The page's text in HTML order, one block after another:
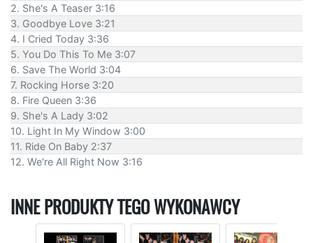
2. She's A Teaser 3:16
3. Goodbye Love 3:21
4. I Cried Today 3:36
5. You Do This To Me 3:07
6. Save The World 3:04
7. Rocking Horse 3:20
8. Fire Queen 3:36
9. She's A Lady 3:02
10. Light In My Window 3:00
11. Ride On Baby 2:37
12. We're All Right Now 3:16
INNE PRODUKTY TEGO WYKONAWCY